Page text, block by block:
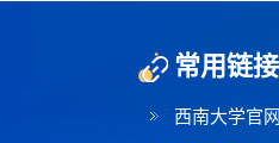
常用链接
西南大学官